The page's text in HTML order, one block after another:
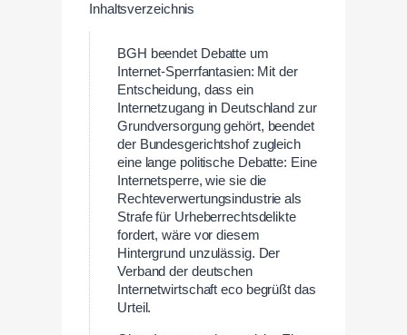
Inhaltsverzeichnis
BGH beendet Debatte um
Internet-Sperrfantasien: Mit der
Entscheidung, dass ein
Internetzugang in Deutschland zur
Grundversorgung gehört, beendet
der Bundesgerichtshof zugleich
eine lange politische Debatte: Eine
Internetsperre, wie sie die
Rechteverwertungsindustrie als
Strafe für Urheberrechtsdelikte
fordert, wäre vor diesem
Hintergrund unzulässig. Der
Verband der deutschen
Internetwirtschaft eco begrüßt das
Urteil.